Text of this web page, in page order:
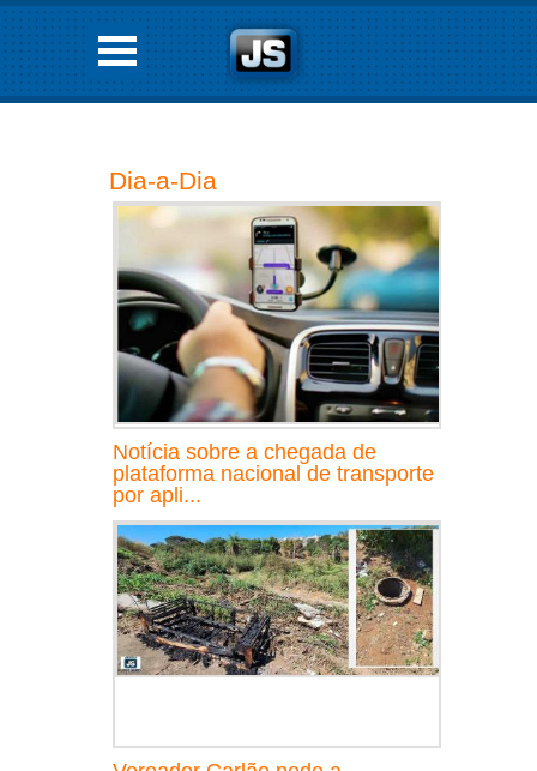
Dia-a-Dia
Notícia sobre a chegada de
plataforma nacional de transporte
por apli...